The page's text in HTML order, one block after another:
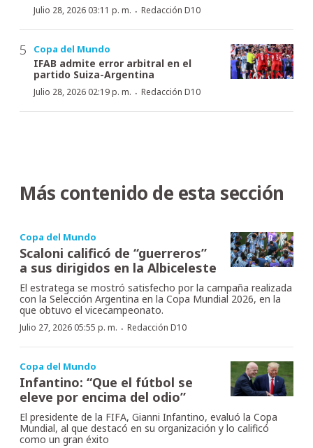
Julio 28, 2026 03:11 p. m. · Redacción D10
Copa del Mundo
IFAB admite error arbitral en el
partido Suiza-Argentina
Julio 28, 2026 02:19 p. m. · Redacción D10
Más contenido de esta sección
Copa del Mundo
Scaloni calificó de “guerreros”
a sus dirigidos en la Albiceleste
El estratega se mostró satisfecho por la campaña realizada
con la Selección Argentina en la Copa Mundial 2026, en la
que obtuvo el vicecampeonato.
Julio 27, 2026 05:55 p. m. · Redacción D10
Copa del Mundo
Infantino: “Que el fútbol se
eleve por encima del odio”
El presidente de la FIFA, Gianni Infantino, evaluó la Copa
Mundial, al que destacó en su organización y lo calificó
como un gran éxito